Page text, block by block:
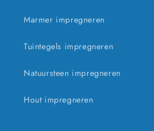
Marmer impregneren
Tuintegels impregneren
Natuursteen impregneren
Hout impregneren